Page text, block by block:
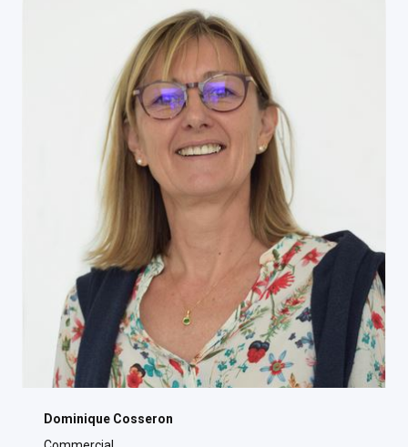
Dominique Cosseron